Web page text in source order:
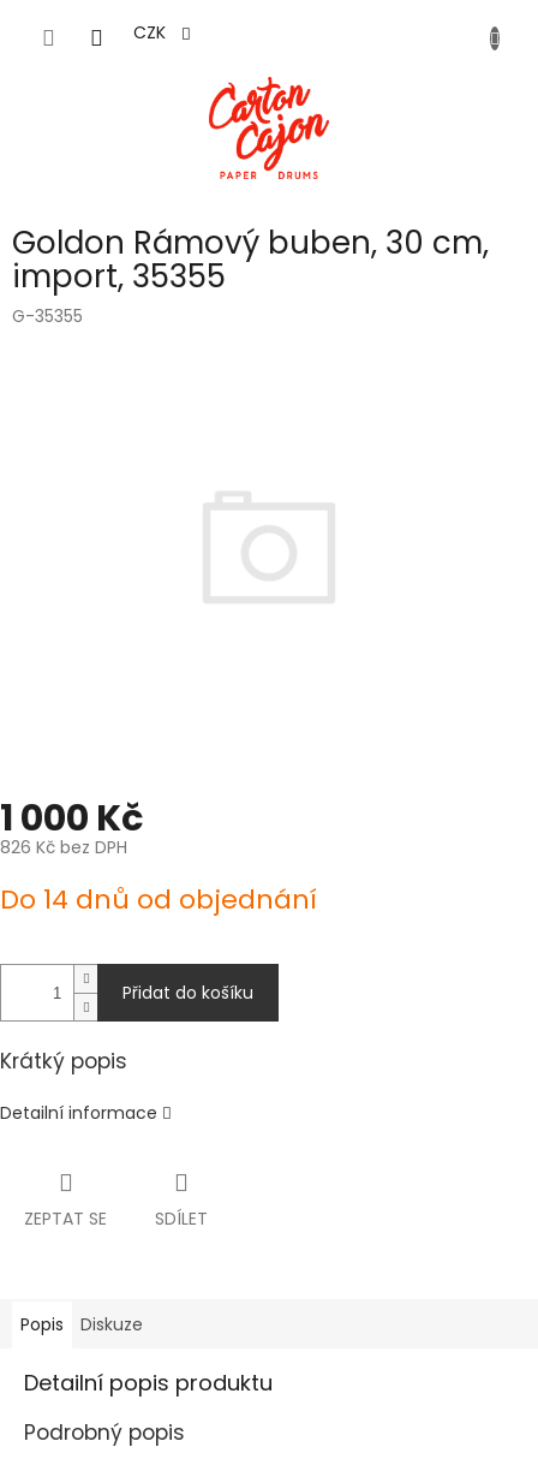
CZK
Goldon Rámový buben, 30 cm,
import, 35355
G-35355
1 000 Kč
826 Kč bez DPH
cena:
Do 14 dnů od objednání
Přidat do košíku
Krátký popis
Detailní informace
ZEPTAT SE SDÍLET
Popis Diskuze
Detailní popis produktu
Podrobný popis